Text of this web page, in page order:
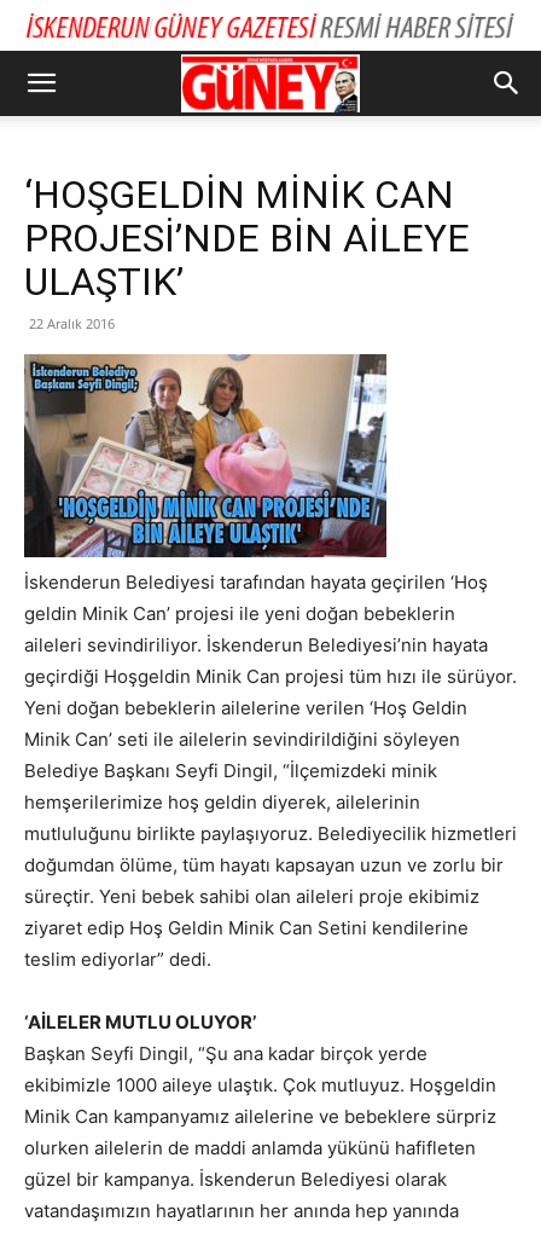
‘HOŞGELDİN MİNİK CAN
PROJESİ’NDE BİN AİLEYE
ULAŞTIK’
22 Aralık 2016
İskenderun Belediyesi tarafından hayata geçirilen ‘Hoş
geldin Minik Can’ projesi ile yeni doğan bebeklerin
aileleri sevindiriliyor. İskenderun Belediyesi’nin hayata
geçirdiği Hoşgeldin Minik Can projesi tüm hızı ile sürüyor.
Yeni doğan bebeklerin ailelerine verilen ‘Hoş Geldin
Minik Can’ seti ile ailelerin sevindirildiğini söyleyen
Belediye Başkanı Seyfi Dingil, “İlçemizdeki minik
hemşerilerimize hoş geldin diyerek, ailelerinin
mutluluğunu birlikte paylaşıyoruz. Belediyecilik hizmetleri
doğumdan ölüme, tüm hayatı kapsayan uzun ve zorlu bir
süreçtir. Yeni bebek sahibi olan aileleri proje ekibimiz
ziyaret edip Hoş Geldin Minik Can Setini kendilerine
teslim ediyorlar” dedi.
‘AİLELER MUTLU OLUYOR’
Başkan Seyfi Dingil, “Şu ana kadar birçok yerde
ekibimizle 1000 aileye ulaştık. Çok mutluyuz. Hoşgeldin
Minik Can kampanyamız ailelerine ve bebeklere sürpriz
olurken ailelerin de maddi anlamda yükünü hafifleten
güzel bir kampanya. İskenderun Belediyesi olarak
vatandaşımızın hayatlarının her anında hep yanında